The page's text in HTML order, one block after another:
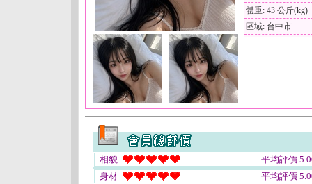
體重: 43 公斤(kg)
區域: 台中市
相貌
平均評價
身材
平均評價